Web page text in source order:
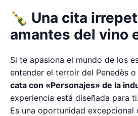
🍾 Una cita
amantes del vino
Si te apasiona el mundo de los
entender el terroir del Penedès
cata con «Personajes» de la
experiencia está diseñada para ti.
Es una oportunidad excepcional